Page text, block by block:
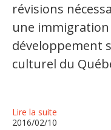
révisions
une immigration
développement
culturel du
Lire la suite
2016/02/10